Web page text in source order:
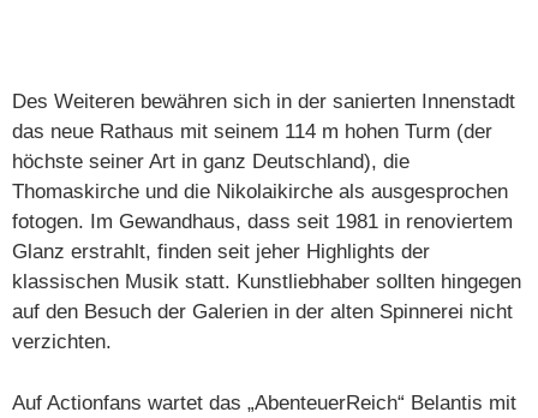
Des Weiteren bewähren sich in der sanierten Innenstadt
das neue Rathaus mit seinem 114 m hohen Turm (der
höchste seiner Art in ganz Deutschland), die
Thomaskirche und die Nikolaikirche als ausgesprochen
fotogen. Im Gewandhaus, dass seit 1981 in renoviertem
Glanz erstrahlt, finden seit jeher Highlights der
klassischen Musik statt. Kunstliebhaber sollten hingegen
auf den Besuch der Galerien in der alten Spinnerei nicht
verzichten.
Auf Actionfans wartet das „AbenteuerReich“ Belantis mit